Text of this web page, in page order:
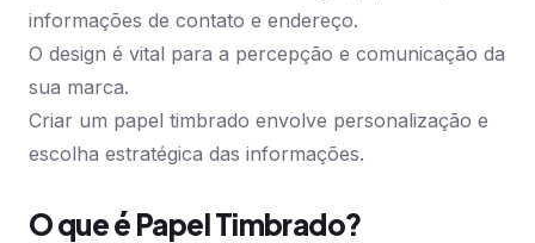
informações de contato e endereço.
O design é vital para a percepção e comunicação da
sua marca.
Criar um papel timbrado envolve personalização e
escolha estratégica das informações.
O que é Papel Timbrado?